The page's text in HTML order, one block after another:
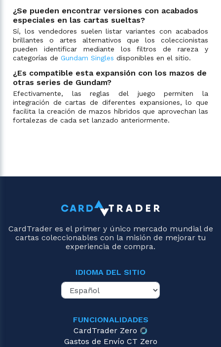
¿Se pueden encontrar versiones con acabados
especiales en las cartas sueltas?
Sí, los vendedores suelen listar variantes con acabados
brillantes o artes alternativos que los coleccionistas
pueden identificar mediante los filtros de rareza y
categorías de Gundam Singles disponibles en el sitio.
¿Es compatible esta expansión con los mazos de
otras series de Gundam?
Efectivamente, las reglas del juego permiten la
integración de cartas de diferentes expansiones, lo que
facilita la creación de mazos híbridos que aprovechan las
fortalezas de cada set lanzado anteriormente.
CardTrader es el primer y único mercado mundial de
cartas coleccionables con la misión de mejorar tu
experiencia de compra.
IDIOMA DEL SITIO
FUNCIONALIDADES
CardTrader Zero
Gastos de Envío CT Zero